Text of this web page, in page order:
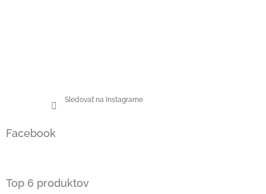
Sledovať na Instagrame
Facebook
Top 6 produktov